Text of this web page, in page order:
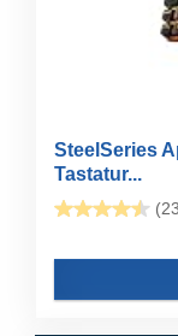
SteelSeries
Tastatur...